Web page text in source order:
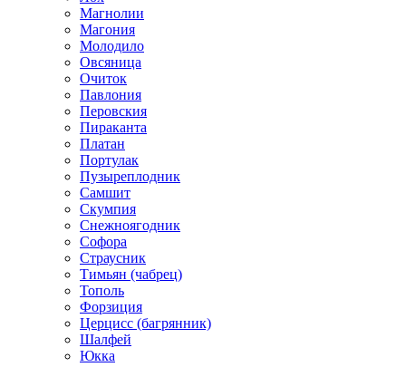
Магнолии
Магония
Молодило
Овсяница
Очиток
Павлония
Перовския
Пираканта
Платан
Портулак
Пузыреплодник
Самшит
Скумпия
Снежноягодник
Софора
Страусник
Тимьян (чабрец)
Тополь
Форзиция
Церцисс (багрянник)
Шалфей
Юкка